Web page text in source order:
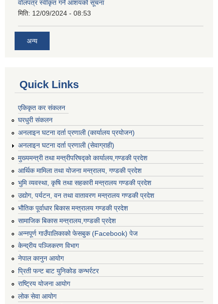
वोलपत्र स्वीकृत गर्ने आशयको सूचना
मिति: 12/09/2024 - 08:53
अन्य
Quick Links
एकिकृत कर संकलन
घरधुरी संकलन
अनलाइन घटना दर्ता प्रणाली (कार्यालय प्रयोजन)
अनलाइन घटना दर्ता प्रणाली (सेवाग्राही)
मुख्यमन्त्री तथा मन्त्रीपरिषद्को कार्यालय,गण्डकी प्रदेश
आर्थिक मामिला तथा योजना मन्त्रालय, गण्डकी प्रदेश
भुमि व्यवस्था, कृषि तथा सहकारी मन्त्रालय गण्डकी प्रदेश
उद्योग, पर्यटन, वन तथा वातावरण मन्त्रालय गण्डकी प्रदेश
भौतिक पूर्वाधार बिकास मन्त्रालय गण्डकी प्रदेश
सामाजिक बिकास मन्त्रालय,गण्डकी प्रदेश
अन्नपूर्ण गाउँपालिकाको फेसबुक (Facebook) पेज
केन्द्रीय पञ्जिकरण विभाग
नेपाल कानुन आयोग
प्रिती फन्ट बाट युनिकोड कन्भर्रटर
राष्ट्रिय योजना आयोग
लोक सेवा आयोग